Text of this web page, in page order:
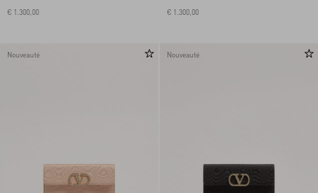
€ 1.300,00
€ 1.300,00
Nouveauté Nouveauté